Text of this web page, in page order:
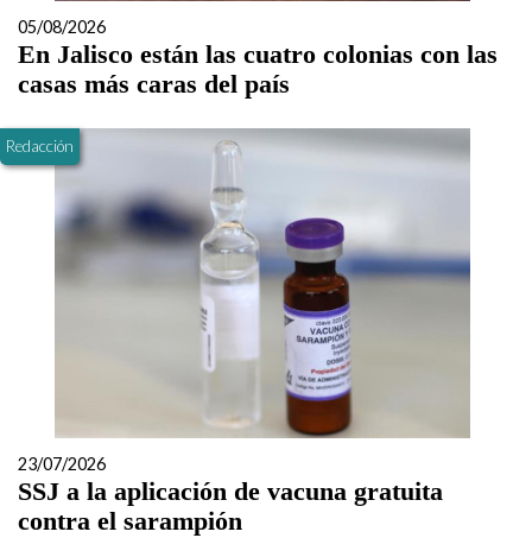
05/08/2026
En Jalisco están las cuatro colonias con las
casas más caras del país
Redacción
23/07/2026
SSJ a la aplicación de vacuna gratuita
contra el sarampión